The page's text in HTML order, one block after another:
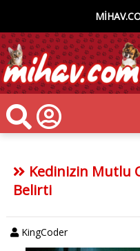
Kedinizin Mutlu
Belirti
KingCoder